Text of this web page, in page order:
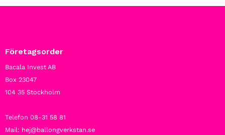
Företagsorder
Bacala Invest AB
Box 23047
104 35 Stockholm
Telefon 08-31 58 81
Mail: hej@ballongverkstan.se